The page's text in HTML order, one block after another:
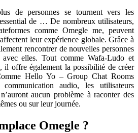
de personnes se tournent vers les
de … De nombreux utilisateurs,
comme Omegle me, peuvent
leur expérience globale. Grâce à
rencontrer de nouvelles personnes
elles. Tout comme Wafa-Ludo et
il offre également la possibilité de créer
Hello Yo – Group Chat Rooms
audio, les utilisateurs
aucun problème à raconter des
ou sur leur journée.
Omegle ?